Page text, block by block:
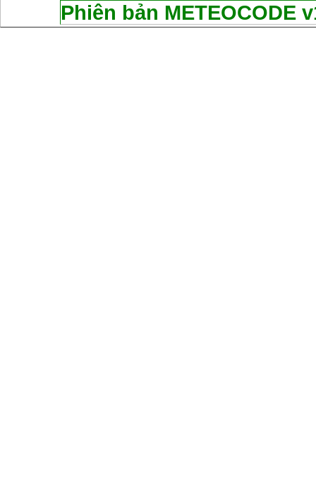
Phiên bản METEOCODE